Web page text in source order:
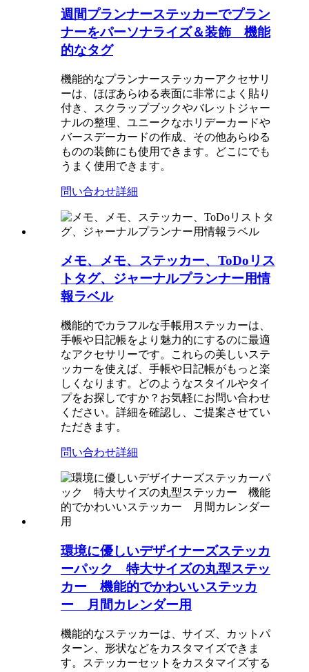
週間プランナーステッカーでプラン
ナーをパーソナライズ＆装飾 機能
的なタグ
機能的なプランナーステッカーアクセサリ
ーは、ほぼあらゆる表面に非常によく貼り
付き、スクラップブックやバレットジャー
ナルの整理、ユニークなホリデーカードや
バースデーカードの作成、その他あらゆる
ものの装飾にも使用できます。どこにでも
うまく使用できます。
問い合わせ詳細
メモ、メモ、ステッカー、ToDoリス
トタグ、ジャーナルプランナー用情
報ラベル
機能的でカラフルな手帳用ステッカーは、
手帳や日記帳をより魅力的にするのに最適
なアクセサリーです。これらの美しいステ
ッカーを使えば、手帳や日記帳がもっと楽
しくなります。どのようなスタイルやタイ
プをお探しですか？お気軽にお問い合わせ
ください。詳細を確認し、ご提案させてい
ただきます。
問い合わせ詳細
環境に優しいデザイナーズステッカ
ーパック 特大サイズの丸型ステッ
カー 機能的でかわいいステッカ
ー 月間カレンダー用
機能的なステッカーは、サイズ、カットパ
ターン、形状などをカスタマイズできま
す。ステッカーセットをカスタマイズする